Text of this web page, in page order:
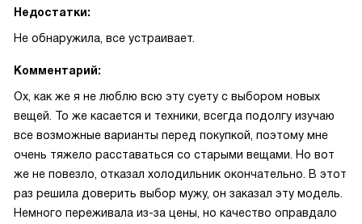
Недостатки:
Не обнаружила, все устраивает.
Комментарий:
Ох, как же я не люблю всю эту суету с выбором новых
вещей. То же касается и техники, всегда подолгу изучаю
все возможные варианты перед покупкой, поэтому мне
очень тяжело расставаться со старыми вещами. Но вот
же не повезло, отказал холодильник окончательно. В этот
раз решила доверить выбор мужу, он заказал эту модель.
Немного переживала из-за цены, но качество оправдало